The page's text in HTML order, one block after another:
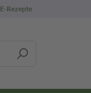
Rezepte